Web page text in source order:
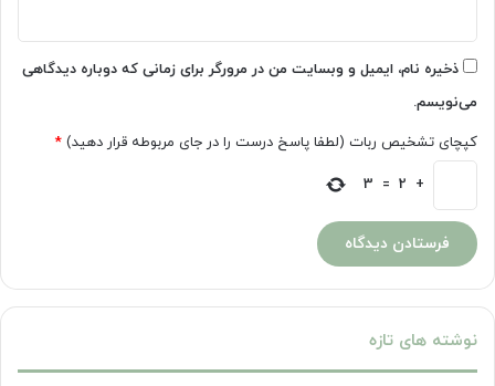
ذخیره نام، ایمیل و وبسایت من در مرورگر برای زمانی که دوباره دیدگاهی
می‌نویسم.
کپچای تشخیص ربات (لطفا پاسخ درست را در جای مربوطه قرار دهید) *
+
2
=
3
نوشته های تازه